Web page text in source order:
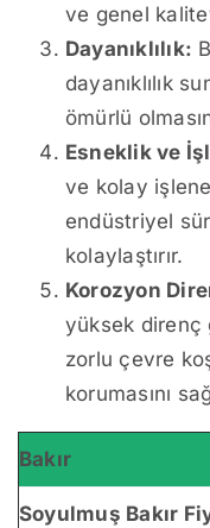
ve genel
Dayanıklılık:
dayanıklılık
ömürlü
Esneklik ve
ve kolay
endüstriyel
kolaylaştırır.
Korozyon
yüksek direnç
zorlu çevre
korumasını
Bakır
Soyulmuş Bakır